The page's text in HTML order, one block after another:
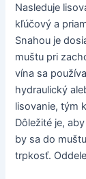
Nasleduje
kľúčový a
Snahou je
muštu pri
vína sa
hydraulický
lisovanie, tým
Dôležité je,
by sa do
trpkosť.